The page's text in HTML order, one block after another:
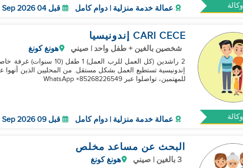
وكالة عمالة خدمة منزلية | دوام كامل قبل 04 Sep 2026
وكالة
CARI CECE إندونيسيا
شخصين بالغين + طفل واحد | صيني هونغ كونغ
إندونيسية تستطيع العمل بشكل مستقل. من المحليين الذين أنهوا
للمهتمين، تواصلوا عبر WhatsApp +85268226549
عمالة خدمة منزلية | دوام كامل قبل 09 Sep 2026
البحث عن مساعد مخلص
3 بالغين | صيني هونغ كونغ